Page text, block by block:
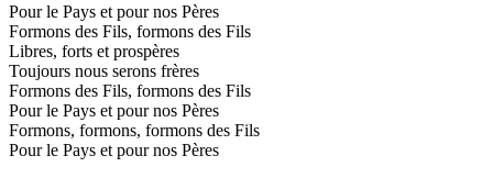
Pour le Pays et pour nos Pères
Formons des Fils, formons des Fils
Libres, forts et prospères
Toujours nous serons frères
Formons des Fils, formons des Fils
Pour le Pays et pour nos Pères
Formons, formons, formons des Fils
Pour le Pays et pour nos Pères